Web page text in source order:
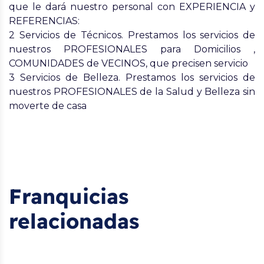
que le dará nuestro personal con EXPERIENCIA y
REFERENCIAS:
2 Servicios de Técnicos. Prestamos los servicios de
nuestros PROFESIONALES para Domicilios ,
COMUNIDADES de VECINOS, que precisen servicio
3 Servicios de Belleza. Prestamos los servicios de
nuestros PROFESIONALES de la Salud y Belleza sin
moverte de casa
Franquicias
relacionadas